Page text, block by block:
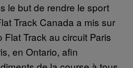
le but de rendre le sport
Track Canada a mis sur
Track au circuit Paris
en Ontario, afin